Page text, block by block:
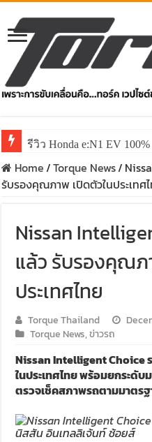
รีวิว Honda e:N1 EV
รีวิว ลองขับ All New
Home/Torque News/
รับรองคุณภาพ เปิดตัวในประเทศ
Nissan
แล้ว รับรองคุณภ
ประเทศไทย
Torque Thailand
Torque News,ข่าวรถ
Nissan Intelligent Choice
ในประเทศไทย พร้อมยกระดับ
ตรวจเช็คสภาพรถตามมาตร
นิสสัน อินเทลลิเจ้นท์ ช้อยส์